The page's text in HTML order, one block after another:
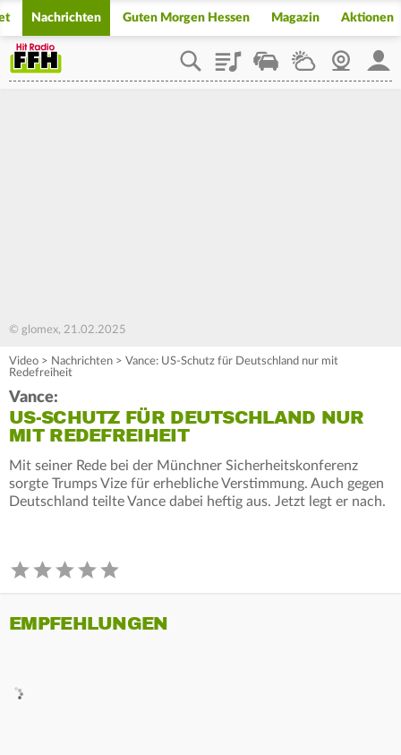
Nachrichten Guten Morgen Hessen Magazin Aktionen
PlaylistStaupilotWetterWebcam
© glomex, 21.02.2025
Video > Nachrichten > Vance: US-Schutz für Deutschland nur mit
Redefreiheit
Vance:
US-SCHUTZ FÜR DEUTSCHLAND NUR
MIT REDEFREIHEIT
Mit seiner Rede bei der Münchner Sicherheitskonferenz
sorgte Trumps Vize für erhebliche Verstimmung. Auch gegen
Deutschland teilte Vance dabei heftig aus. Jetzt legt er nach.
EMPFEHLUNGEN